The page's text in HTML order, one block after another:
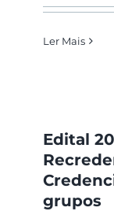
Ler Mais
Edital
grupos